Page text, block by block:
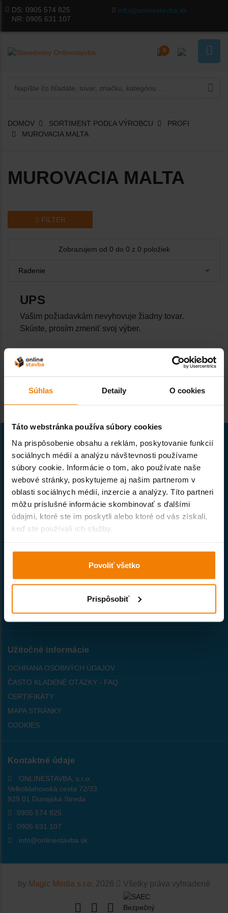
Súhlas Detaily O cookies
Táto webstránka používa súbory cookies
Na prispôsobenie obsahu a reklám, poskytovanie funkcií
sociálnych médií a analýzu návštevnosti používame
súbory cookie. Informácie o tom, ako používate naše
webové stránky, poskytujeme aj našim partnerom v
oblasti sociálnych médií, inzercie a analýzy. Títo partneri
môžu príslušné informácie skombinovať s ďalšími
údajmi, ktoré ste im poskytli alebo ktoré od vás získali,
keď ste používali ich služby.
Povoliť všetko
Prispôsobiť
DS: 0905 574 825
NR: 0905 631 107
info@onlinestavba.sk
0
DOMOV SORTIMENT PODĽA VÝROBCU
PROFI
MUROVACIA MALTA
MUROVACIA MALTA
FILTER
Zobrazujem od 0 do 0 z 0 položiek
UPS
Vašim požiadavkám nevyhovuje žiadny tovar.
Skúste, prosím zmeniť svoj výber.
Naša spoločnosť patrí k prvým
priekopníkom internetového obchodu
so stavebným materiálom na Slovensku.
Všetko o nákupe
INDIVIDUÁLNA CENA
PREČO U NÁS NAKUPOVAŤ ?
Užitočné informácie
OCHRANA OSOBNÝCH ÚDAJOV
ČASTO KLADENÉ OTÁZKY - FAQ
CERTIFIKÁTY
MAPA STRÁNKY
COOKIES
Kontaktné údaje
ONLINESTAVBA, s.r.o.
Velkoblahovská cesta 72/33
929 01 Dunajská Streda
0905 574 825
0905 631 107
info@onlinestavba.sk
by Magic Media s.r.o. 2026 Všetky práva vyhradené